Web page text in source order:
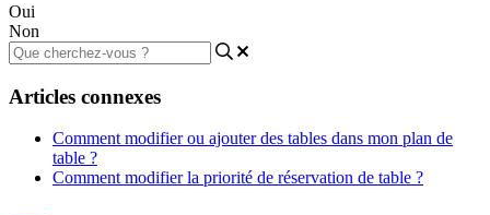
Oui
Non
Articles connexes
Comment modifier ou ajouter des tables dans mon plan de
table ?
Comment modifier la priorité de réservation de table ?